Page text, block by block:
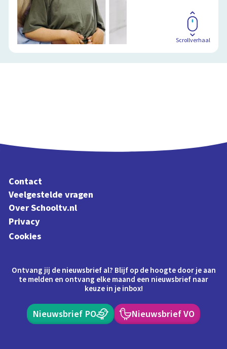
Scrollverhaal
Contact
Veelgestelde vragen
Over Schooltv.nl
Privacy
Cookies
Ontvang jij de nieuwsbrief al? Blijf op de hoogte door je aan
te melden en ontvang elke maand een nieuwsbrief naar
keuze in je inbox!
Nieuwsbrief PO Nieuwsbrief VO